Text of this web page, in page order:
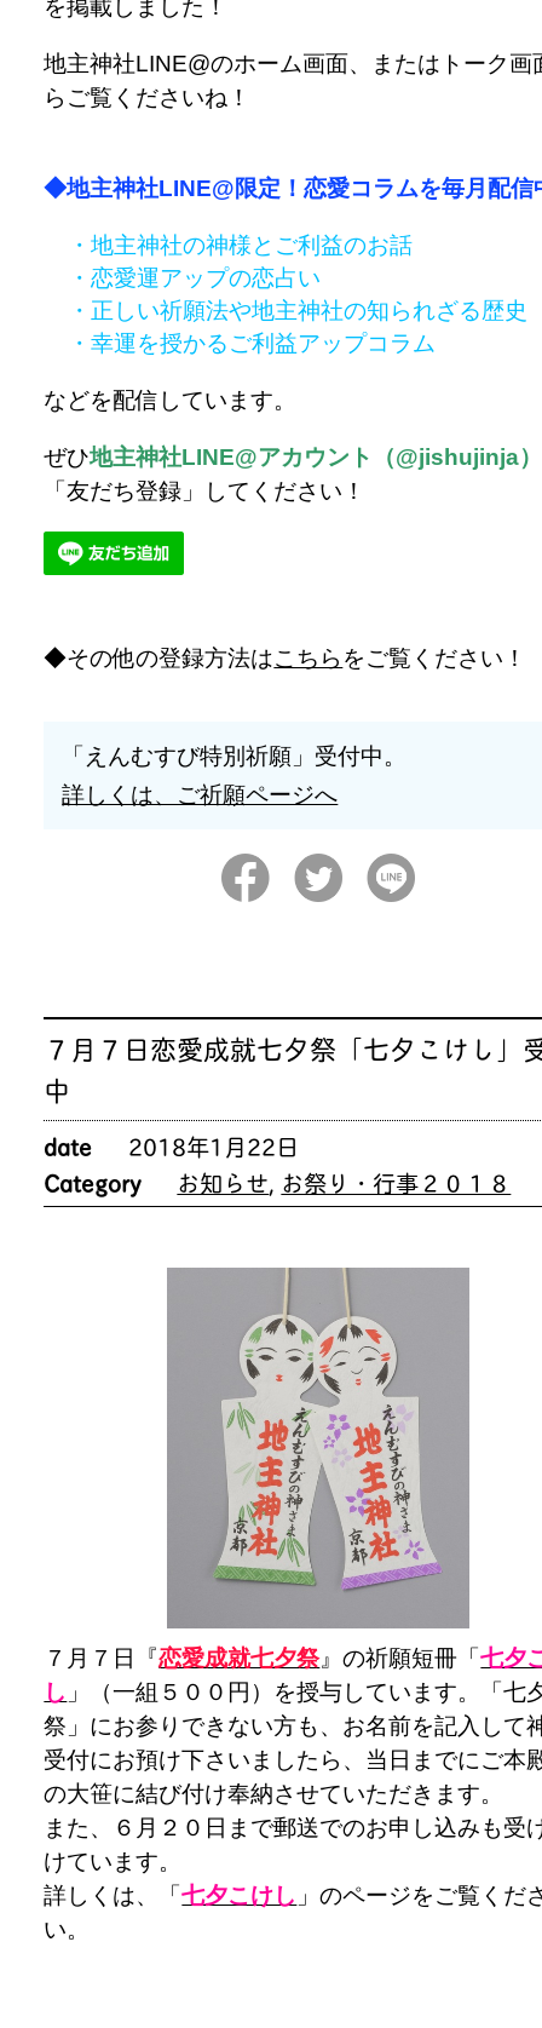
を掲載しました！
地主神社LINE@のホーム画面、またはトーク画
らご覧くださいね！
◆地主神社LINE@限定！恋愛コラムを毎月配信
・地主神社の神様とご利益のお話
・恋愛運アップの恋占い
・正しい祈願法や地主神社の知られざる歴史
・幸運を授かるご利益アップコラム
などを配信しています。
ぜひ地主神社LINE@アカウント（@jishujinja）
「友だち登録」してください！
その他の登録方法はこちら をご覧ください！
「えんむすび特別祈願」受付中。
詳しくは、ご祈願ページへ
７月７日恋愛成就七夕祭「七夕こけし」
中
date
2018年1月22日
Category
お知らせ, お祭り・行事２０１８
７月７日『恋愛成就七夕祭』の祈願短冊「七夕
し 」（一組５００円）を授与しています。「七
祭」にお参りできない方も、お名前を記入して
受付にお預け下さいましたら、当日までにご本
の大笹に結び付け奉納させていただきます。
また、６月２０日まで郵送でのお申し込みも受
けています。
詳しくは、「七夕こけし 」のページをご覧くだ
い。